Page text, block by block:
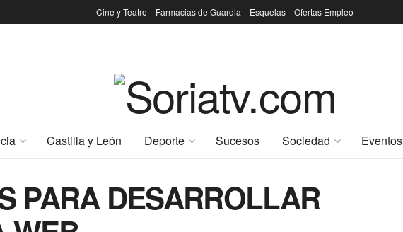
Cine y Teatro Farmacias de Guardia Esquelas Ofertas Empleo
Castilla y León Deporte Sucesos Sociedad Eventos
PARA DESARROLLAR